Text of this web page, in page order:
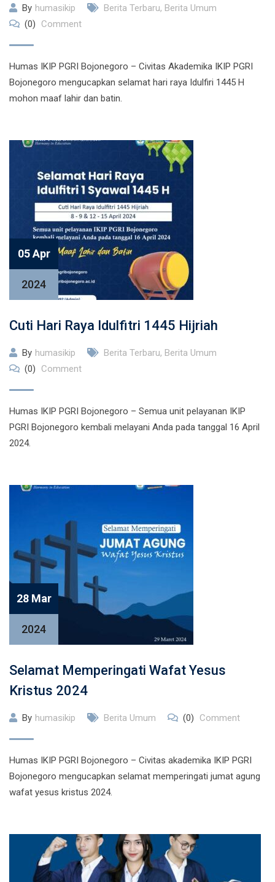
By humasikip Berita Terbaru, Berita Umum
(0)
Comment
Humas IKIP PGRI Bojonegoro – Civitas Akademika IKIP PGRI
Bojonegoro mengucapkan selamat hari raya Idulfiri 1445 H
mohon maaf lahir dan batin.
05 Apr
2024
Cuti Hari Raya Idulfitri 1445 Hijriah
By humasikip Berita Terbaru, Berita Umum
(0)
Comment
Humas IKIP PGRI Bojonegoro – Semua unit pelayanan IKIP
PGRI Bojonegoro kembali melayani Anda pada tanggal 16 April
2024.
28 Mar
2024
Selamat Memperingati Wafat Yesus
Kristus 2024
By humasikip Berita Umum (0) Comment
Humas IKIP PGRI Bojonegoro – Civitas akademika IKIP PGRI
Bojonegoro mengucapkan selamat memperingati jumat agung
wafat yesus kristus 2024.